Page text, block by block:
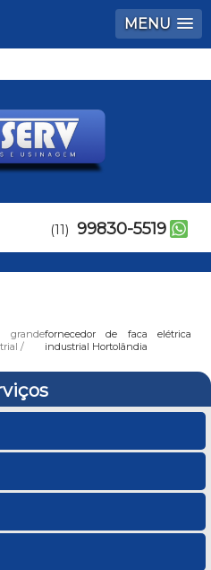
MENU
(11) 99830-5519
grandefornecedor de faca elétrica
industrial Hortolândia